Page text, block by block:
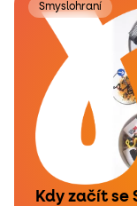
Smyslohraní
Kdy začít se